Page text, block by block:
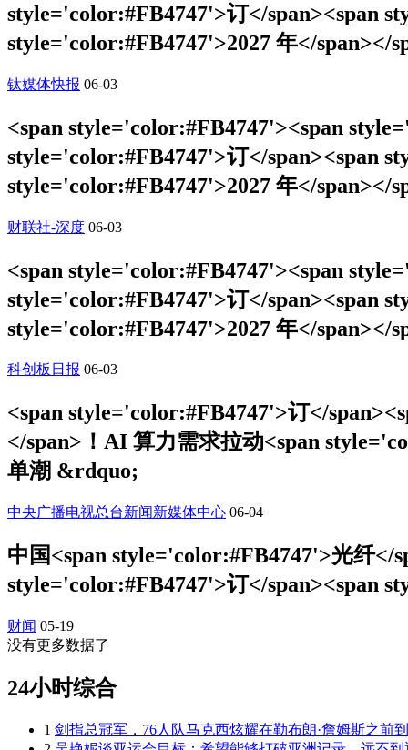
style='color:#FB4747'>订</span><span
style='color:#FB4747'>2027 年</
钛媒体快报 06-03
<span style='color:#FB4747'><span
style='color:#FB4747'>订</span><span
style='color:#FB4747'>2027 年</
财联社-深度 06-03
<span style='color:#FB4747'><span
style='color:#FB4747'>订</span><span
style='color:#FB4747'>2027 年</
科创板日报 06-03
<span style='color:#FB4747'>订</
</span>！AI 算力需求拉动<span
单潮 &rdquo;
中央广播电视总台新闻新媒体中心 06-04
中国<span style='color:#FB4747'>光纤</
style='color:#FB4747'>订</span><span
财闻 05-19
没有更多数据了
24小时综合
1 剑指总冠军，76人队马克西炫耀在勒布朗·詹姆斯之前